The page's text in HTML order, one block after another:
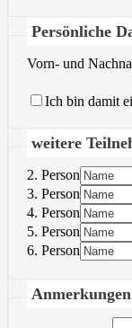
Persönliche
Vorn- und
Ich bin damit
weitere
2. Person
3. Person
4. Person
5. Person
6. Person